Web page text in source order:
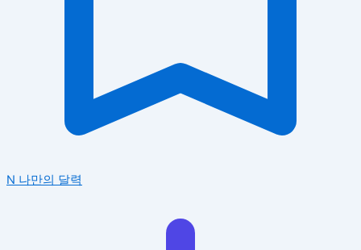
N 나만의 달력